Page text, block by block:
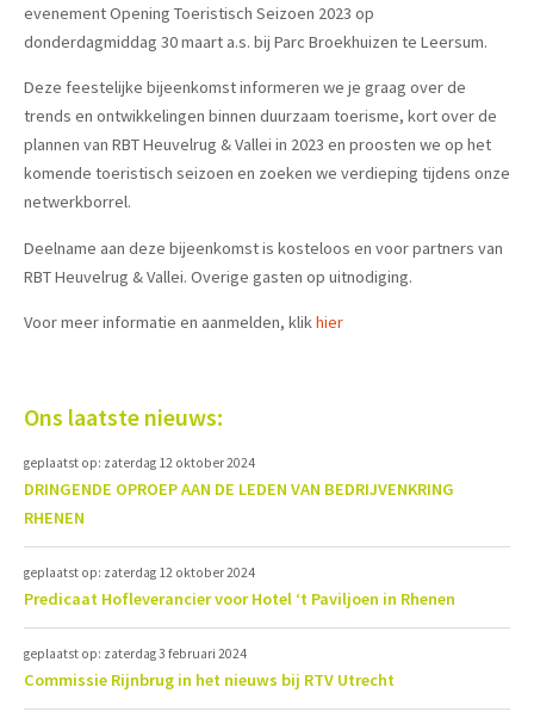
evenement Opening Toeristisch Seizoen 2023 op
donderdagmiddag 30 maart a.s. bij Parc Broekhuizen te Leersum.
Deze feestelijke bijeenkomst informeren we je graag over de
trends en ontwikkelingen binnen duurzaam toerisme, kort over de
plannen van RBT Heuvelrug & Vallei in 2023 en proosten we op het
komende toeristisch seizoen en zoeken we verdieping tijdens onze
netwerkborrel.
Deelname aan deze bijeenkomst is kosteloos en voor partners van
RBT Heuvelrug & Vallei. Overige gasten op uitnodiging.
Voor meer informatie en aanmelden, klikhier
Ons laatste nieuws:
geplaatst op: zaterdag 12 oktober 2024
DRINGENDE OPROEP AAN DE LEDEN VAN BEDRIJVENKRING
RHENEN
geplaatst op: zaterdag 12 oktober 2024
Predicaat Hofleverancier voor Hotel ‘t Paviljoen in Rhenen
geplaatst op: zaterdag 3 februari 2024
Commissie Rijnbrug in het nieuws bij RTV Utrecht